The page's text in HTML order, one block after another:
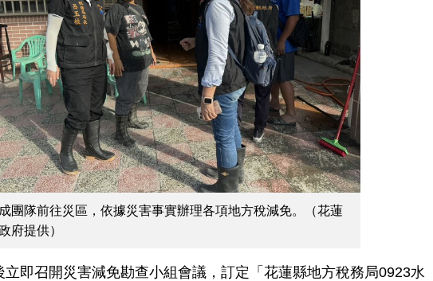
團隊前往災區，依據災害事實辦理各項地方稅減免。（花蓮
府提供）
立即召開災害減免勘查小組會議，訂定「花蓮縣地方稅務局0923水